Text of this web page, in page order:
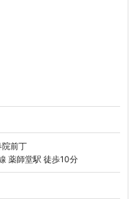
院前丁
薬師堂駅 徒歩10分